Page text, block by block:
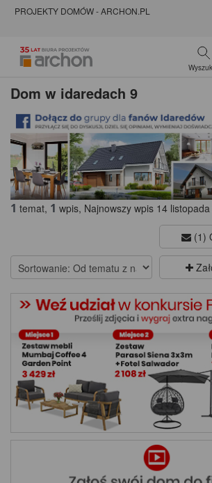
PROJEKTY DOMÓW - ARCHON.PL
Dom w idaredach 9
1 temat, 1 wpis, Najnowszy wpis 14
(1)